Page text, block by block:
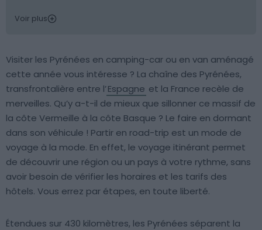
Voir plus
Visiter les Pyrénées en camping-car ou en van aménagé
cette année vous intéresse ? La chaîne des Pyrénées,
transfrontalière entre l’Espagne et la France recèle de
merveilles. Qu’y a-t-il de mieux que sillonner ce massif de
la côte Vermeille à la côte Basque ? Le faire en dormant
dans son véhicule ! Partir en road-trip est un mode de
voyage à la mode. En effet, le voyage itinérant permet
de découvrir une région ou un pays à votre rythme, sans
avoir besoin de vérifier les horaires et les tarifs des
hôtels. Vous errez par étapes, en toute liberté.
Étendues sur 430 kilomètres, les Pyrénées séparent la